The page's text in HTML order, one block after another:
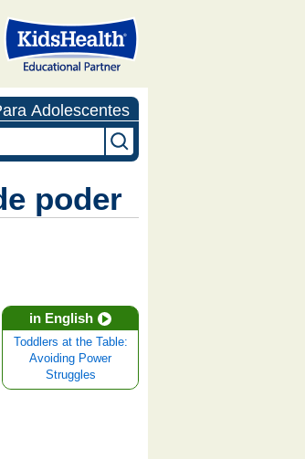
Adolescentes
poder
in English
Toddlers at the Table:
Avoiding Power
Struggles